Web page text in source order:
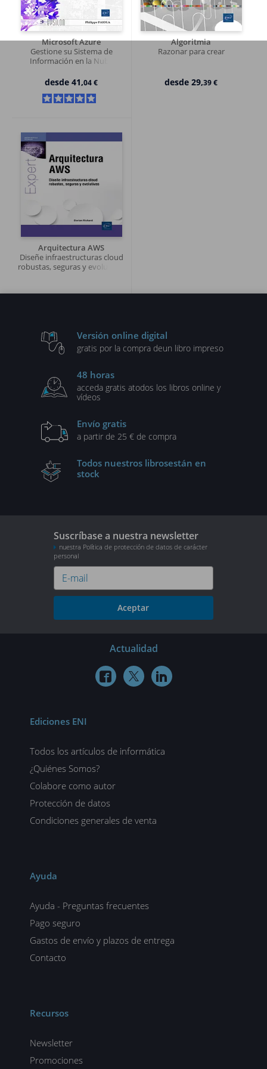
Microsoft Azure
Gestione su Sistema de
Información en la Nube
desde41,04 €
Algoritmia
Razonar para crear
desde29,39 €
Arquitectura AWS
Diseñe infraestructuras cloud
robustas, seguras y evolutivas
Versión online digital
gratis por la compra deun libro impreso
48 horas
acceda gratis atodos los libros online y
vídeos
Envío gratis
a partir de 25 € de compra
Todos nuestros librosestán en
stock
Suscríbase a nuestra newsletter
nuestra Política de protección de datos de carácter
personal
Aceptar
Actualidad
  
Ediciones ENI
Todos los artículos de informática
¿Quiénes Somos?
Colabore como autor
Protección de datos
Condiciones generales de venta
Ayuda
Ayuda - Preguntas frecuentes
Pago seguro
Gastos de envío y plazos de entrega
Contacto
Recursos
Newsletter
Promociones